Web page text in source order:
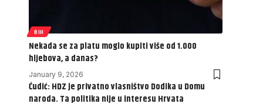
BIH
Nekada se za platu moglo kupiti više od 1.000
hljebova, a danas?
January 9, 2026
Ćudić: HDZ je privatno vlasništvo Dodika u Domu
naroda. Ta politika nije u interesu Hrvata